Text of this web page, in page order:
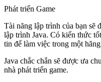
Phát triển Game
Tài năng lập trình của bạn sẽ
lập trình Java. Có kiến thức
tin để làm việc trong một
Java chắc chắn sẽ được ưa
nhà phát triển game.